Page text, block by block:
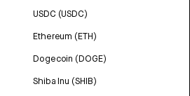
USDC (USDC)
Ethereum (ETH)
Dogecoin (DOGE)
Shiba Inu (SHIB)